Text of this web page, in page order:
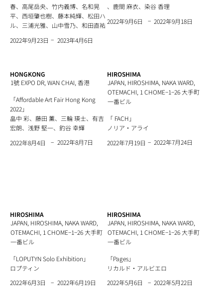
春、高尾岳央、竹内義博、名和晃
平、西垣肇也樹、藤本純輝、松田ハ
ル、三浦光雅、山中雪乃、和田直祐
2022年9月23日 − 2023年4月6日
、鹿間 麻衣、染谷 香理
2022年9月6日
− 2022年9月18日
HONGKONG
1號 EXPO DR, WAN CHAI, 香港
「Affordable Art Fair Hong Kong
2022」
畠中 彩、藤田 薰、三輪 瑛士、有吉
宏朗、浅野 堅一、釣谷 幸輝
2022年8月4日
− 2022年8月7日
HIROSHIMA
JAPAN, HIROSHIMA, NAKA WARD,
OTEMACHI, 1 CHOME−1−26 大手町
一番ビル
「 FACH」
ノリア・アライ
2022年7月19日 − 2022年7月24日
HIROSHIMA
JAPAN, HIROSHIMA, NAKA WARD,
OTEMACHI, 1 CHOME−1−26 大手町
一番ビル
「LOPUTYN Solo Exhibition」
ロプティン
2022年6月3日
− 2022年6月19日
HIROSHIMA
JAPAN, HIROSHIMA, NAKA WARD,
OTEMACHI, 1 CHOME−1−26 大手町
一番ビル
「Pages」
リカルド・アルビエロ
2022年5月6日
− 2022年5月22日